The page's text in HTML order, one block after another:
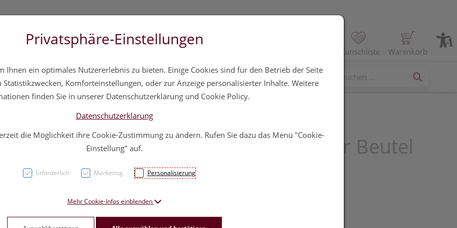
Wunschliste Warenkorb
Hautpflege Familie Nahrungsergänzung Diverses
Bloc Traubenzucker Beutel
Exotic Mix 75g
4,– EUR
Privatsphäre-Einstellungen
Ihnen ein optimales Nutzererlebnis zu bieten. Einige Cookies sind für den Betrieb der Seite
Komforteinstellungen, oder zur Anzeige personalisierter Inhalte. Weitere
finden Sie in unserer Datenschutzerklärung und Cookie Policy.
Datenschutzerklärung
die Möglichkeit ihre Cookie-Zustimmung zu ändern. Rufen Sie dazu das Menü "Cookie-
Einstellung" auf.
Erforderlich Marketing Personalisierung
Mehr Cookie-Infos einblenden